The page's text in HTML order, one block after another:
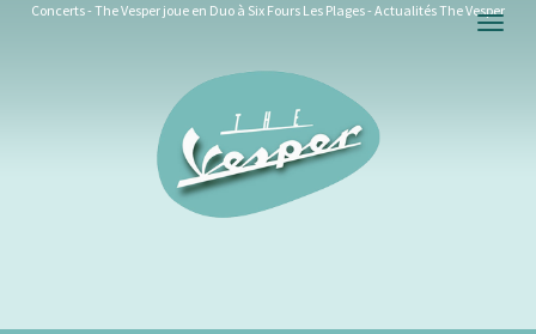
Concerts - The Vesper joue en Duo à Six Fours Les Plages - Actualités The Vesper